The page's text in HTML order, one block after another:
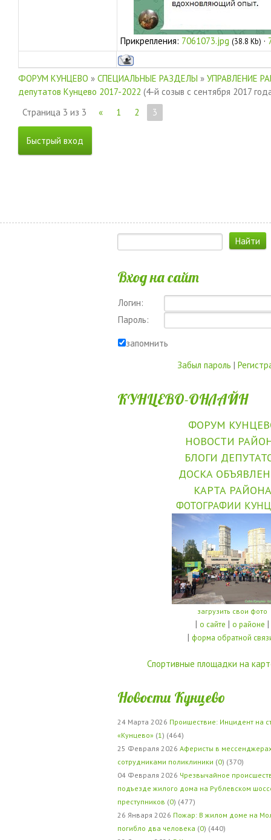
Прикрепления: 7061073.jpg (38.8 Kb) ·
ФОРУМ КУНЦЕВО » СПЕЦИАЛЬНЫЕ РАЗДЕЛЫ » УПРАВЛЕНИЕ
депутатов Кунцево 2017-2022 (4-й созыв с сентября 2017
Страница 3 из 3 « 1 2 3
Вход на сайт
Логин:
Пароль:
запомнить
Забыл пароль |
КУНЦЕВО-ОНЛАЙН
ФОРУМ
НОВОСТИ
БЛОГИ
ДОСКА
КАРТА РАЙОНА
ФОТОГРАФИИ
загрузить свои фото
| о сайте | о районе |
| форма обратной
Спортивные площадки на
Новости Кунцево
24 Марта 2026 Проишествие: Инцидент на
«Кунцево» (1 ) (464)
25 Февраля 2026 Аферисты в
сотрудниками поликлиники (0) (370)
04 Февраля 2026 Чрезвычайное
подъезде жилого дома на Рублевском
преступников (0) (477)
26 Января 2026 Пожар: В жилом доме на
погибло два человека (0) (440)